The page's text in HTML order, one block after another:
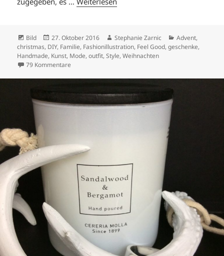
Format
Bild
Veröffentlicht
am
27. Oktober 2016 Autor
Stephanie Zarnic Kategorien
Advent,
christmas, DIY, Familie, Fashionillustration, Feel Good,geschenke,
Handmade, Kunst, Mode,outfit,Style,Weihnachten
79 Kommentare